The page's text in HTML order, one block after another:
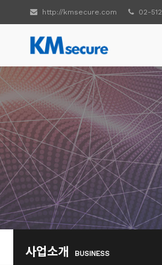
http://kmsecure.com 02-
사업소개 BUSINESS